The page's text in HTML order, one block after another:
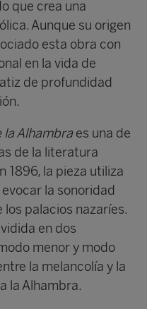
que crea una
Aunque su origen
esta obra con
en la vida de
de profundidad
la Alhambraes una de
de la literatura
1896, la pieza utiliza
la sonoridad
los palacios nazaríes.
en dos
menor y modo
la melancolía y la
la Alhambra.